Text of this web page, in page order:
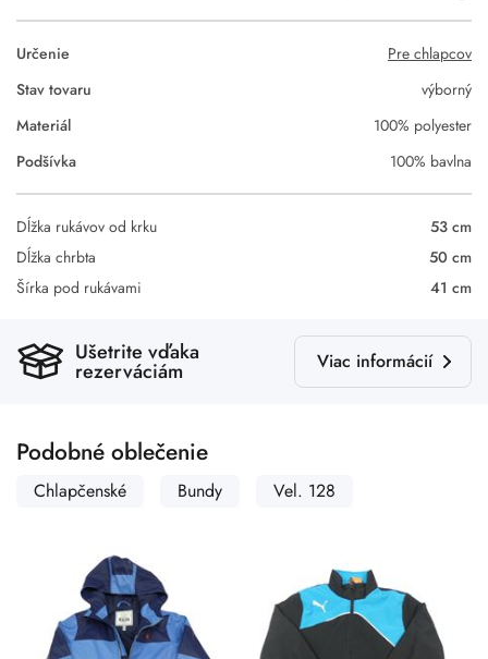
Určenie
Pre chlapcov
Stav tovaru
výborný
Materiál
100% polyester
Podšívka
100% bavlna
Dĺžka rukávov od krku
53 cm
Dĺžka chrbta
50 cm
Šírka pod rukávami
41 cm
Ušetrite vďaka
rezerváciám Viac informácií
Podobné oblečenie
Chlapčenské Bundy Vel. 128